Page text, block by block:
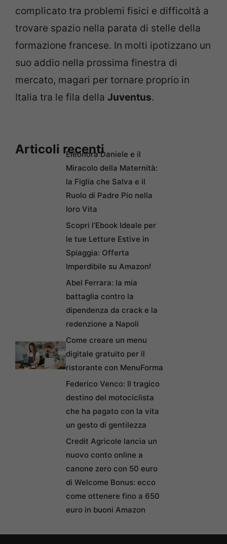
complicato tra problemi fisici e difficoltà a
trovare spazio nella parata di stelle della
formazione francese. In molti ipotizzano un
suo addio nella prossima finestra di
mercato, magari per tornare proprio in
Italia tra le fila della Juventus.
Articoli recentiEleonora Daniele e il
Miracolo della Maternità:
la Figlia che Salva e il
Ruolo di Padre Pio nella
loro Vita
Scopri l’Ebook Ideale per
le tue Letture Estive in
Spiaggia: Offerta
Imperdibile su Amazon!
Abel Ferrara: la mia
battaglia contro la
dipendenza da crack e la
redenzione a Napoli
Come creare un menu
digitale gratuito per il
ristorante con MenuForma
Federico Venco: Il tragico
destino del motociclista
che ha pagato con la vita
un gesto di gentilezza
Credit Agricole lancia un
nuovo conto online a
canone zero con 50 euro
di Welcome Bonus: ecco
come ottenere fino a 650
euro in buoni Amazon